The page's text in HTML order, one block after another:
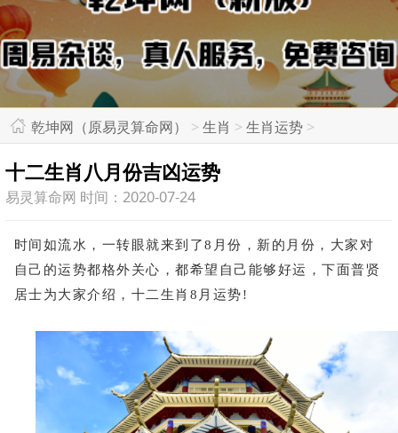
乾坤网（原易灵算命网） >生肖 >生肖运势 >
十二生肖八月份吉凶运势
易灵算命网 时间：2020-07-24
时间如流水，一转眼就来到了8月份，新的月份，大家对
自己的运势都格外关心，都希望自己能够好运，下面普贤
居士为大家介绍，十二生肖8月运势!